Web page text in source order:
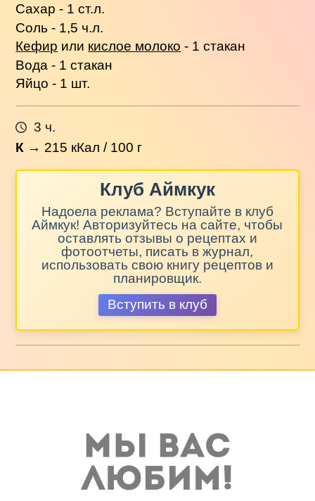
Сахар - 1 ст.л.
Соль - 1,5 ч.л.
Кефир или кислое молоко - 1 стакан
Вода - 1 стакан
Яйцо - 1 шт.
3 ч.
К → 215 кКал / 100 г
Клуб Аймкук
Надоела реклама? Вступайте в клуб
Аймкук! Авторизуйтесь на сайте, чтобы
оставлять отзывы о рецептах и
фотоотчеты, писать в журнал,
использовать свою книгу рецептов и
планировщик.
Вступить в клуб